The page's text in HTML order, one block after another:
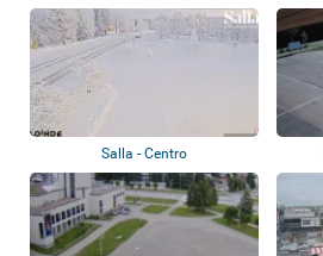
Center
Salla - Centro